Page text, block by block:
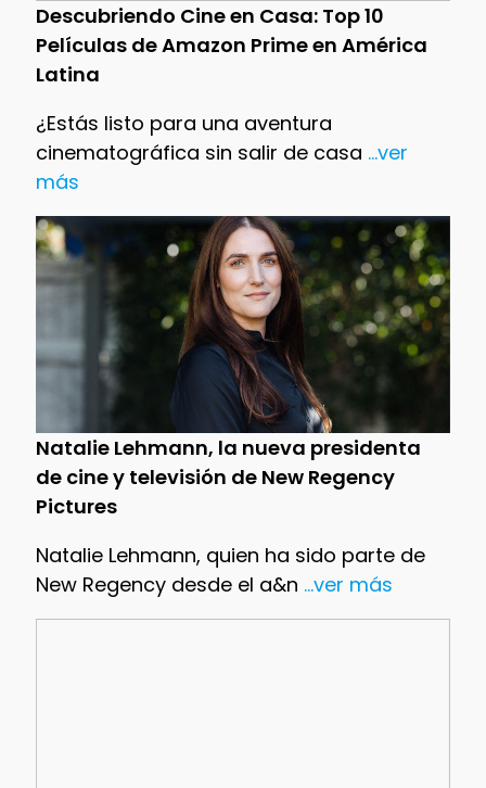
Descubriendo Cine en Casa: Top 10
Películas de Amazon Prime en América
Latina
¿Estás listo para una aventura
cinematográfica sin salir de casa ...ver
más
Natalie Lehmann, la nueva presidenta
de cine y televisión de New Regency
Pictures
Natalie Lehmann, quien ha sido parte de
New Regency desde el a&n ...ver más